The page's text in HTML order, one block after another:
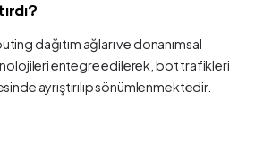
dağıtım ağları ve donanımsal
entegre edilerek, bot trafikleri
ayrıştırılıp sönümlenmektedir.